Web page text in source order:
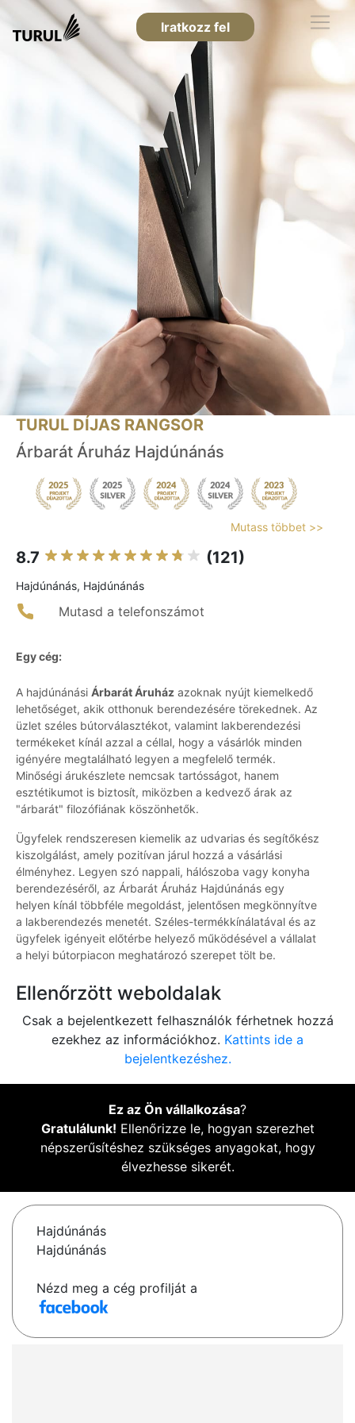
Iratkozz fel
TURUL DÍJAS RANGSOR
Árbarát Áruház Hajdúnánás
Mutass többet >>
8.7 (121)
Hajdúnánás, Hajdúnánás
Mutasd a telefonszámot
Egy cég:
A hajdúnánási Árbarát Áruház azoknak nyújt kiemelkedő
lehetőséget, akik otthonuk berendezésére törekednek. Az
üzlet széles bútorválasztékot, valamint lakberendezési
termékeket kínál azzal a céllal, hogy a vásárlók minden
igényére megtalálható legyen a megfelelő termék.
Minőségi árukészlete nemcsak tartósságot, hanem
esztétikumot is biztosít, miközben a kedvező árak az
"árbarát" filozófiának köszönhetők.
Ügyfelek rendszeresen kiemelik az udvarias és segítőkész
kiszolgálást, amely pozitívan járul hozzá a vásárlási
élményhez. Legyen szó nappali, hálószoba vagy konyha
berendezéséről, az Árbarát Áruház Hajdúnánás egy
helyen kínál többféle megoldást, jelentősen megkönnyítve
a lakberendezés menetét. Széles-termékkínálatával és az
ügyfelek igényeit előtérbe helyező működésével a vállalat
a helyi bútorpiacon meghatározó szerepet tölt be.
Ellenőrzött weboldalak
Csak a bejelentkezett felhasználók férhetnek hozzá
ezekhez az információkhoz. Kattints ide a
bejelentkezéshez.
Ez az Ön vállalkozása?
Gratulálunk! Ellenőrizze le, hogyan szerezhet
népszerűsítéshez szükséges anyagokat, hogy
élvezhesse sikerét.
Hajdúnánás
Hajdúnánás
Nézd meg a cég profilját a